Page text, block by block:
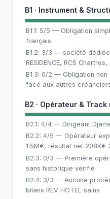
B1 · Instrument &
B1.1: 5/5 — Obligation
français
B1.2: 3/3 — société dédiée
RESIDENCE, RCS
B1.3: 0/2 — Obligation
face aux autres
B2 · Opérateur &
B2.1: 4/4 — Dirigeant
B2.2: 4/5 — Opérateur
1.5M€, résultat net 208K€
B2.3: 0/3 — Première
sans historique vérifié
B2.4: 3/3 — Aucune
bilans REV HOTEL sains